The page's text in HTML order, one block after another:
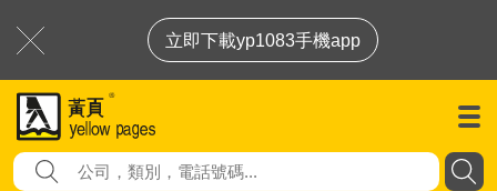
立即下載yp1083手機app